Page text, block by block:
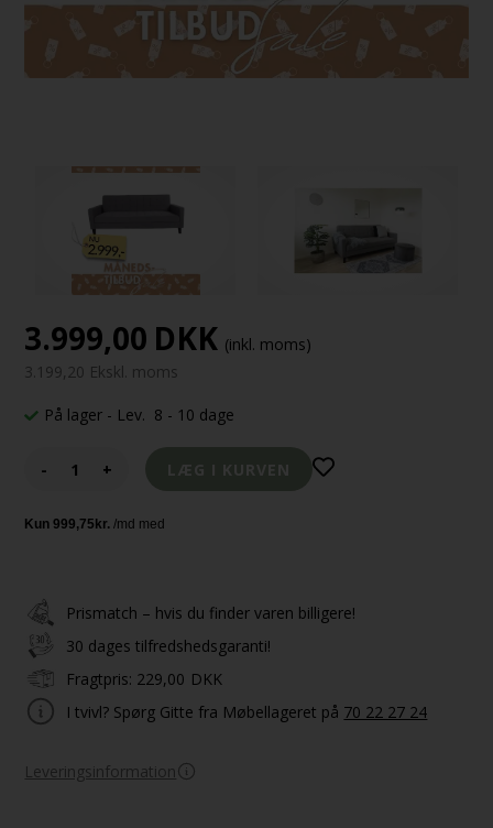
3.999,00 DKK (inkl. moms)
3.199,20 Ekskl. moms
På lager - Lev. 8 - 10 dage
- +
Prismatch – hvis du finder varen billigere!
30 dages tilfredshedsgaranti!
Fragtpris: 229,00 DKK
I tvivl? Spørg Gitte fra Møbellageret på 70 22 27 24
Leveringsinformation